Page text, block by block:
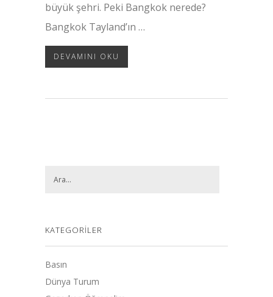
büyük şehri. Peki Bangkok nerede?
Bangkok Tayland’ın …
DEVAMINI OKU
KATEGORILER
Basın
Dünya Turum